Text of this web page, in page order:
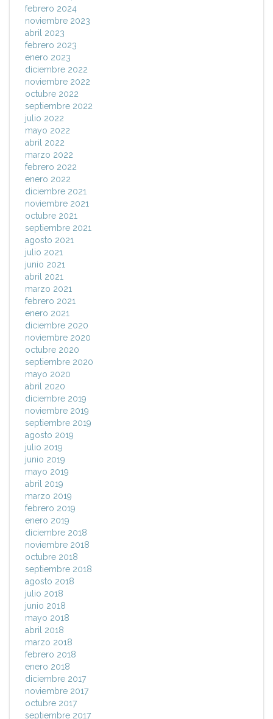
febrero 2024
noviembre 2023
abril 2023
febrero 2023
enero 2023
diciembre 2022
noviembre 2022
octubre 2022
septiembre 2022
julio 2022
mayo 2022
abril 2022
marzo 2022
febrero 2022
enero 2022
diciembre 2021
noviembre 2021
octubre 2021
septiembre 2021
agosto 2021
julio 2021
junio 2021
abril 2021
marzo 2021
febrero 2021
enero 2021
diciembre 2020
noviembre 2020
octubre 2020
septiembre 2020
mayo 2020
abril 2020
diciembre 2019
noviembre 2019
septiembre 2019
agosto 2019
julio 2019
junio 2019
mayo 2019
abril 2019
marzo 2019
febrero 2019
enero 2019
diciembre 2018
noviembre 2018
octubre 2018
septiembre 2018
agosto 2018
julio 2018
junio 2018
mayo 2018
abril 2018
marzo 2018
febrero 2018
enero 2018
diciembre 2017
noviembre 2017
octubre 2017
septiembre 2017